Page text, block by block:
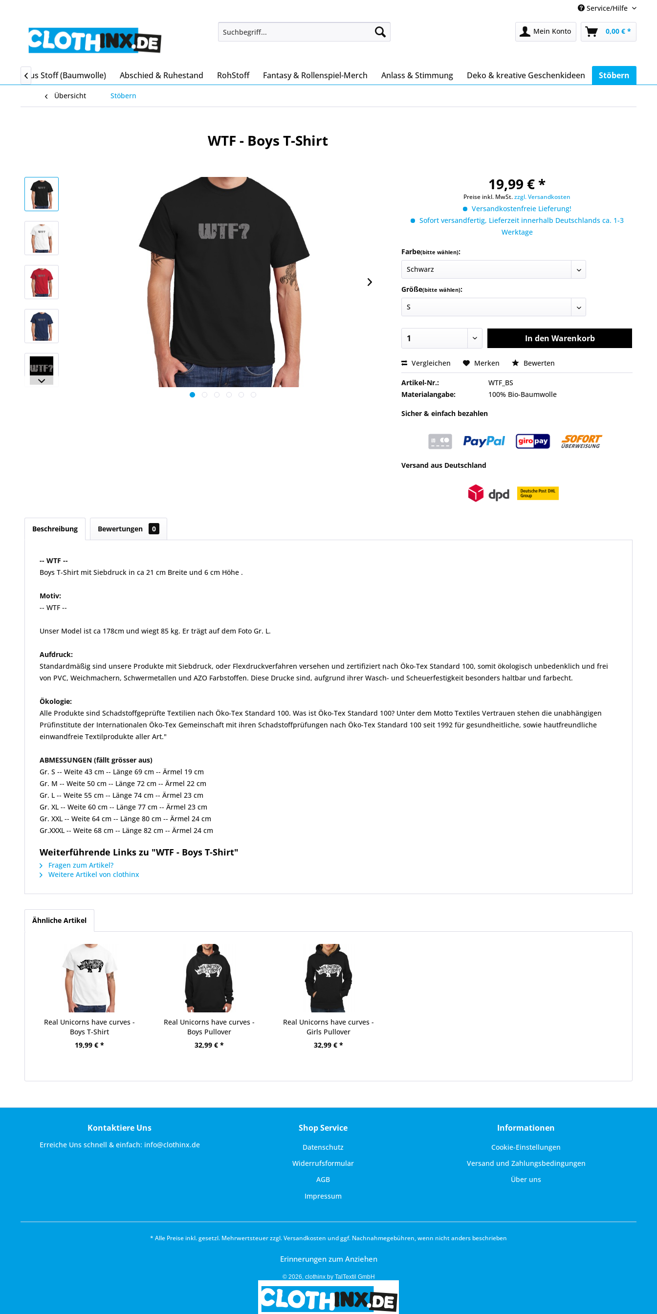
Service/Hilfe
Mein Konto 0,00 € *
aus Stoff (Baumwolle) Abschied & Ruhestand RohStoff Fantasy & Rollenspiel-Merch Anlass & Stimmung Deko & kreative Geschenkideen Stöbern

Übersicht Stöbern
WTF - Boys T-Shirt
19,99 € *
Preise inkl. MwSt.zzgl. Versandkosten
Versandkostenfreie Lieferung!
Sofort versandfertig, Lieferzeit innerhalb Deutschlands ca. 1-3
Werktage
Farbe(bitte wählen):
Größe(bitte wählen):
In den Warenkorb
Vergleichen Merken Bewerten
Artikel-Nr.:
WTF_BS
Materialangabe:
100% Bio-Baumwolle
Sicher & einfach bezahlen
Versand aus Deutschland
Beschreibung Bewertungen 0
-- WTF --
Boys T-Shirt mit Siebdruck in ca 21 cm Breite und 6 cm Höhe .
Motiv:
-- WTF --
Unser Model ist ca 178cm und wiegt 85 kg. Er trägt auf dem Foto Gr. L.
Aufdruck:
Standardmäßig sind unsere Produkte mit Siebdruck, oder Flexdruckverfahren versehen und zertifiziert nach Öko-Tex Standard 100, somit ökologisch unbedenklich und frei
von PVC, Weichmachern, Schwermetallen und AZO Farbstoffen. Diese Drucke sind, aufgrund ihrer Wasch- und Scheuerfestigkeit besonders haltbar und farbecht.
Ökologie:
Alle Produkte sind Schadstoffgeprüfte Textilien nach Öko-Tex Standard 100. Was ist Öko-Tex Standard 100? Unter dem Motto Textiles Vertrauen stehen die unabhängigen
Prüfinstitute der Internationalen Öko-Tex Gemeinschaft mit ihren Schadstoffprüfungen nach Öko-Tex Standard 100 seit 1992 für gesundheitliche, sowie hautfreundliche
einwandfreie Textilprodukte aller Art."
ABMESSUNGEN (fällt grösser aus)
Gr. S -- Weite 43 cm -- Länge 69 cm -- Ärmel 19 cm
Gr. M -- Weite 50 cm -- Länge 72 cm -- Ärmel 22 cm
Gr. L -- Weite 55 cm -- Länge 74 cm -- Ärmel 23 cm
Gr. XL -- Weite 60 cm -- Länge 77 cm -- Ärmel 23 cm
Gr. XXL -- Weite 64 cm -- Länge 80 cm -- Ärmel 24 cm
Gr.XXXL -- Weite 68 cm -- Länge 82 cm -- Ärmel 24 cm
Weiterführende Links zu "WTF - Boys T-Shirt"
Fragen zum Artikel?
Weitere Artikel von clothinx
Ähnliche Artikel
Real Unicorns have curves -
Boys T-Shirt
19,99 € *
Real Unicorns have curves -
Boys Pullover
32,99 € *
Real Unicorns have curves -
Girls Pullover
32,99 € *
Kontaktiere Uns
Erreiche Uns schnell & einfach: info@clothinx.de
Shop Service
Datenschutz
Widerrufsformular
AGB
Impressum
Informationen
Cookie-Einstellungen
Versand und Zahlungsbedingungen
Über uns
* Alle Preise inkl. gesetzl. Mehrwertsteuer zzgl.Versandkosten und ggf. Nachnahmegebühren, wenn nicht anders beschrieben
Erinnerungen zum Anziehen
© 2026, clothinx by TalTextil GmbH